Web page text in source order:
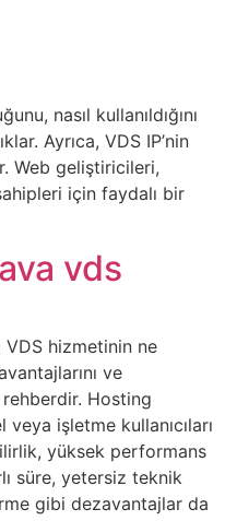
nasıl kullanıldığını
Ayrıca, VDS IP’nin
Web geliştiricileri,
için faydalı bir
vds
hizmetinin ne
ve
rehberdir. Hosting
işletme kullanıcıları
yüksek performans
süre, yetersiz teknik
gibi dezavantajlar da